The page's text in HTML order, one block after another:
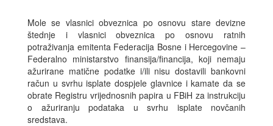
Mole se vlasnici obveznica po osnovu stare devizne
štednje i vlasnici obveznica po osnovu ratnih
potraživanja emitenta Federacija Bosne i Hercegovine –
Federalno ministarstvo finansija/financija, koji nemaju
ažurirane matične podatke i/ili nisu dostavili bankovni
račun u svrhu isplate dospjele glavnice i kamate da se
obrate Registru vrijednosnih papira u FBiH za instrukciju
o ažuriranju podataka u svrhu isplate novčanih
sredstava.